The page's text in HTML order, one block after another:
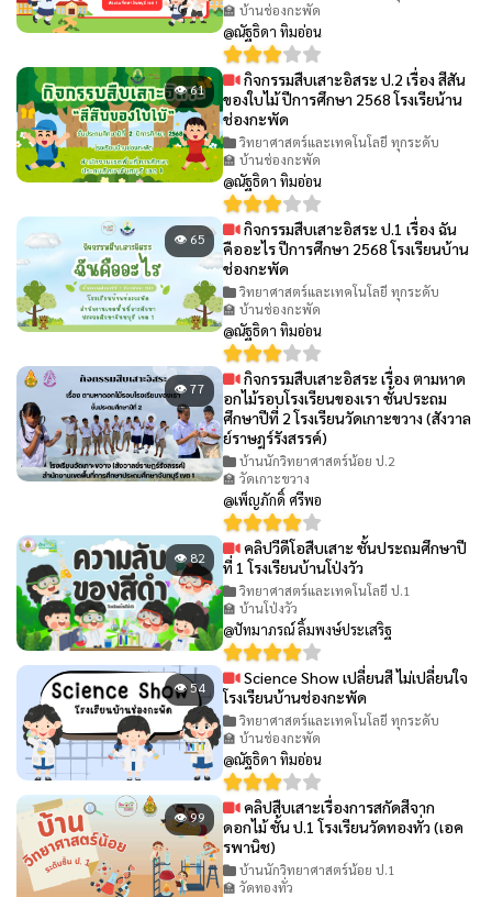
🏫 บ้านช่องกะพัด
@ณัฐธิดา ทิมอ่อน
👁 61
กิจกรรมสืบเสาะอิสระ ป.2 เรื่อง สีสัน
ของใบไม้ ปีการศึกษา 2568 โรงเรียน้าน
ช่องกะพัด
วิทยาศาสตร์และเทคโนโลยี ทุกระดับ
🏫 บ้านช่องกะพัด
@ณัฐธิดา ทิมอ่อน
👁 65
กิจกรรมสืบเสาะอิสระ ป.1 เรื่อง ฉัน
คืออะไร ปีการศึกษา 2568 โรงเรียนบ้าน
ช่องกะพัด
วิทยาศาสตร์และเทคโนโลยี ทุกระดับ
🏫 บ้านช่องกะพัด
@ณัฐธิดา ทิมอ่อน
👁 77
กิจกรรมสืบเสาะอิสระ เรื่อง ตามหาด
อกไม้รอบโรงเรียนของเรา ชั้นประถม
ศึกษาปีที่ 2 โรงเรียนวัดเกาะขวาง (สังวาล
ย์ราษฎร์รังสรรค์)
บ้านนักวิทยาศาสตร์น้อย ป.2
🏫 วัดเกาะขวาง
@เพ็ญภักดิ์ ศรีพอ
👁 82
คลิปวีดีโอสืบเสาะ ชั้นประถมศึกษาปี
ที่ 1 โรงเรียนบ้านโป่งวัว
วิทยาศาสตร์และเทคโนโลยี ป.1
🏫 บ้านโป่งวัว
@ปัทมาภรณ์ ลิ้มพงษ์ประเสริฐ
👁 54
Science Show เปลี่ยนสี ไม่เปลี่ยนใจ
โรงเรียนบ้านช่องกะพัด
วิทยาศาสตร์และเทคโนโลยี ทุกระดับ
🏫 บ้านช่องกะพัด
@ณัฐธิดา ทิมอ่อน
👁 99
คลิปสืบเสาะเรื่องการสกัดสีจาก
ดอกไม้ ชั้น ป.1 โรงเรียนวัดทองทั่ว (เอค
รพานิช)
บ้านนักวิทยาศาสตร์น้อย ป.1
🏫 วัดทองทั่ว